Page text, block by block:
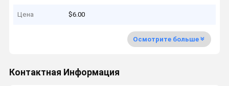
Цена $6.00
Осмотрите больше
Контактная Информация